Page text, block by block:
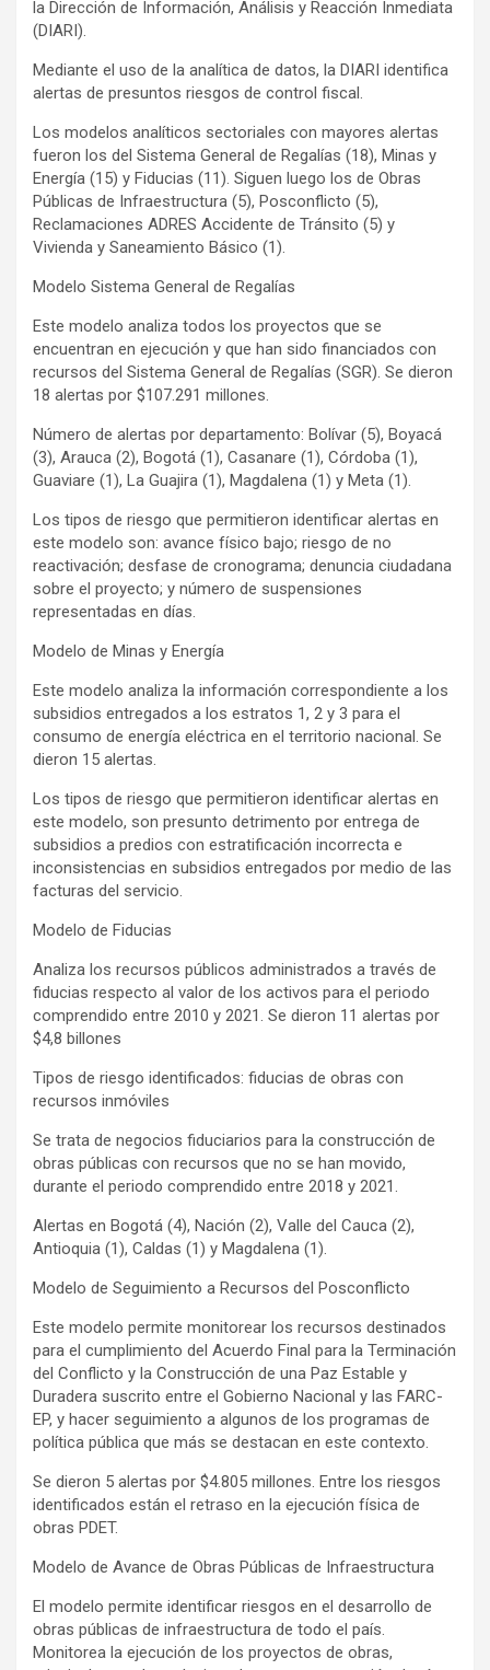
la Dirección de Información, Análisis y Reacción Inmediata
(DIARI).
Mediante el uso de la analítica de datos, la DIARI identifica
alertas de presuntos riesgos de control fiscal.
Los modelos analíticos sectoriales con mayores alertas
fueron los del Sistema General de Regalías (18), Minas y
Energía (15) y Fiducias (11). Siguen luego los de Obras
Públicas de Infraestructura (5), Posconflicto (5),
Reclamaciones ADRES Accidente de Tránsito (5) y
Vivienda y Saneamiento Básico (1).
Modelo Sistema General de Regalías
Este modelo analiza todos los proyectos que se
encuentran en ejecución y que han sido financiados con
recursos del Sistema General de Regalías (SGR). Se dieron
18 alertas por $107.291 millones.
Número de alertas por departamento: Bolívar (5), Boyacá
(3), Arauca (2), Bogotá (1), Casanare (1), Córdoba (1),
Guaviare (1), La Guajira (1), Magdalena (1) y Meta (1).
Los tipos de riesgo que permitieron identificar alertas en
este modelo son: avance físico bajo; riesgo de no
reactivación; desfase de cronograma; denuncia ciudadana
sobre el proyecto; y número de suspensiones
representadas en días.
Modelo de Minas y Energía
Este modelo analiza la información correspondiente a los
subsidios entregados a los estratos 1, 2 y 3 para el
consumo de energía eléctrica en el territorio nacional. Se
dieron 15 alertas.
Los tipos de riesgo que permitieron identificar alertas en
este modelo, son presunto detrimento por entrega de
subsidios a predios con estratificación incorrecta e
inconsistencias en subsidios entregados por medio de las
facturas del servicio.
Modelo de Fiducias
Analiza los recursos públicos administrados a través de
fiducias respecto al valor de los activos para el periodo
comprendido entre 2010 y 2021. Se dieron 11 alertas por
$4,8 billones
Tipos de riesgo identificados: fiducias de obras con
recursos inmóviles
Se trata de negocios fiduciarios para la construcción de
obras públicas con recursos que no se han movido,
durante el periodo comprendido entre 2018 y 2021.
Alertas en Bogotá (4), Nación (2), Valle del Cauca (2),
Antioquia (1), Caldas (1) y Magdalena (1).
Modelo de Seguimiento a Recursos del Posconflicto
Este modelo permite monitorear los recursos destinados
para el cumplimiento del Acuerdo Final para la Terminación
del Conflicto y la Construcción de una Paz Estable y
Duradera suscrito entre el Gobierno Nacional y las FARC-
EP, y hacer seguimiento a algunos de los programas de
política pública que más se destacan en este contexto.
Se dieron 5 alertas por $4.805 millones. Entre los riesgos
identificados están el retraso en la ejecución física de
obras PDET.
Modelo de Avance de Obras Públicas de Infraestructura
El modelo permite identificar riesgos en el desarrollo de
obras públicas de infraestructura de todo el país.
Monitorea la ejecución de los proyectos de obras,